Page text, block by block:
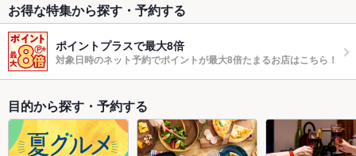
お得な特集から探す・予約する
ポイントプラスで最大8倍
対象日時のネット予約でポイントが最大8倍たまるお店はこちら！
目的から探す・予約する